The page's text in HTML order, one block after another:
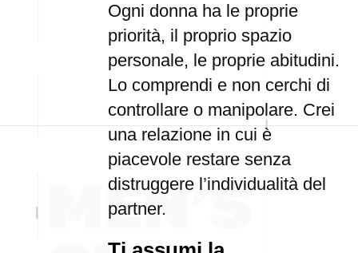
Ogni donna ha le proprie
priorità, il proprio spazio
personale, le proprie abitudini.
Lo comprendi e non cerchi di
controllare o manipolare. Crei
una relazione in cui è
piacevole restare senza
distruggere l’individualità del
partner.